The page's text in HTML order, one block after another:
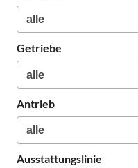
Getriebe
Antrieb
Ausstattungslinie